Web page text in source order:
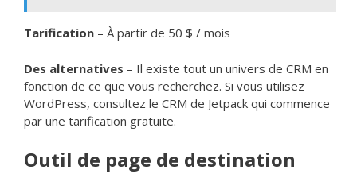
Tarification – À partir de 50 $ / mois
Des alternatives – Il existe tout un univers de CRM en
fonction de ce que vous recherchez. Si vous utilisez
WordPress, consultez le CRM de Jetpack qui commence
par une tarification gratuite.
Outil de page de destination